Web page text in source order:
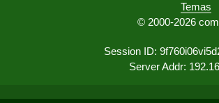
Temas
© 2000-2026
Session ID:
Server Addr: